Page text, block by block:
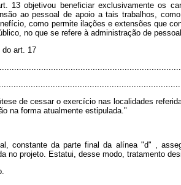
13 objetivou beneficiar exclusivamente os
ao pessoal de apoio a tais trabalhos,
como permite ilações e extensões que
no que se refere à administração de
do art. 17
de cessar o exercício nas localidades
na forma atualmente estipulada."
constante da partefinalda alínea "d" ,
no projeto. Estatui, desse modo, tratamento